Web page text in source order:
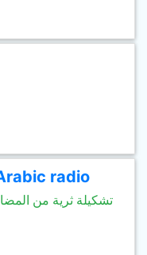
radio
تشكيلة ثرية من